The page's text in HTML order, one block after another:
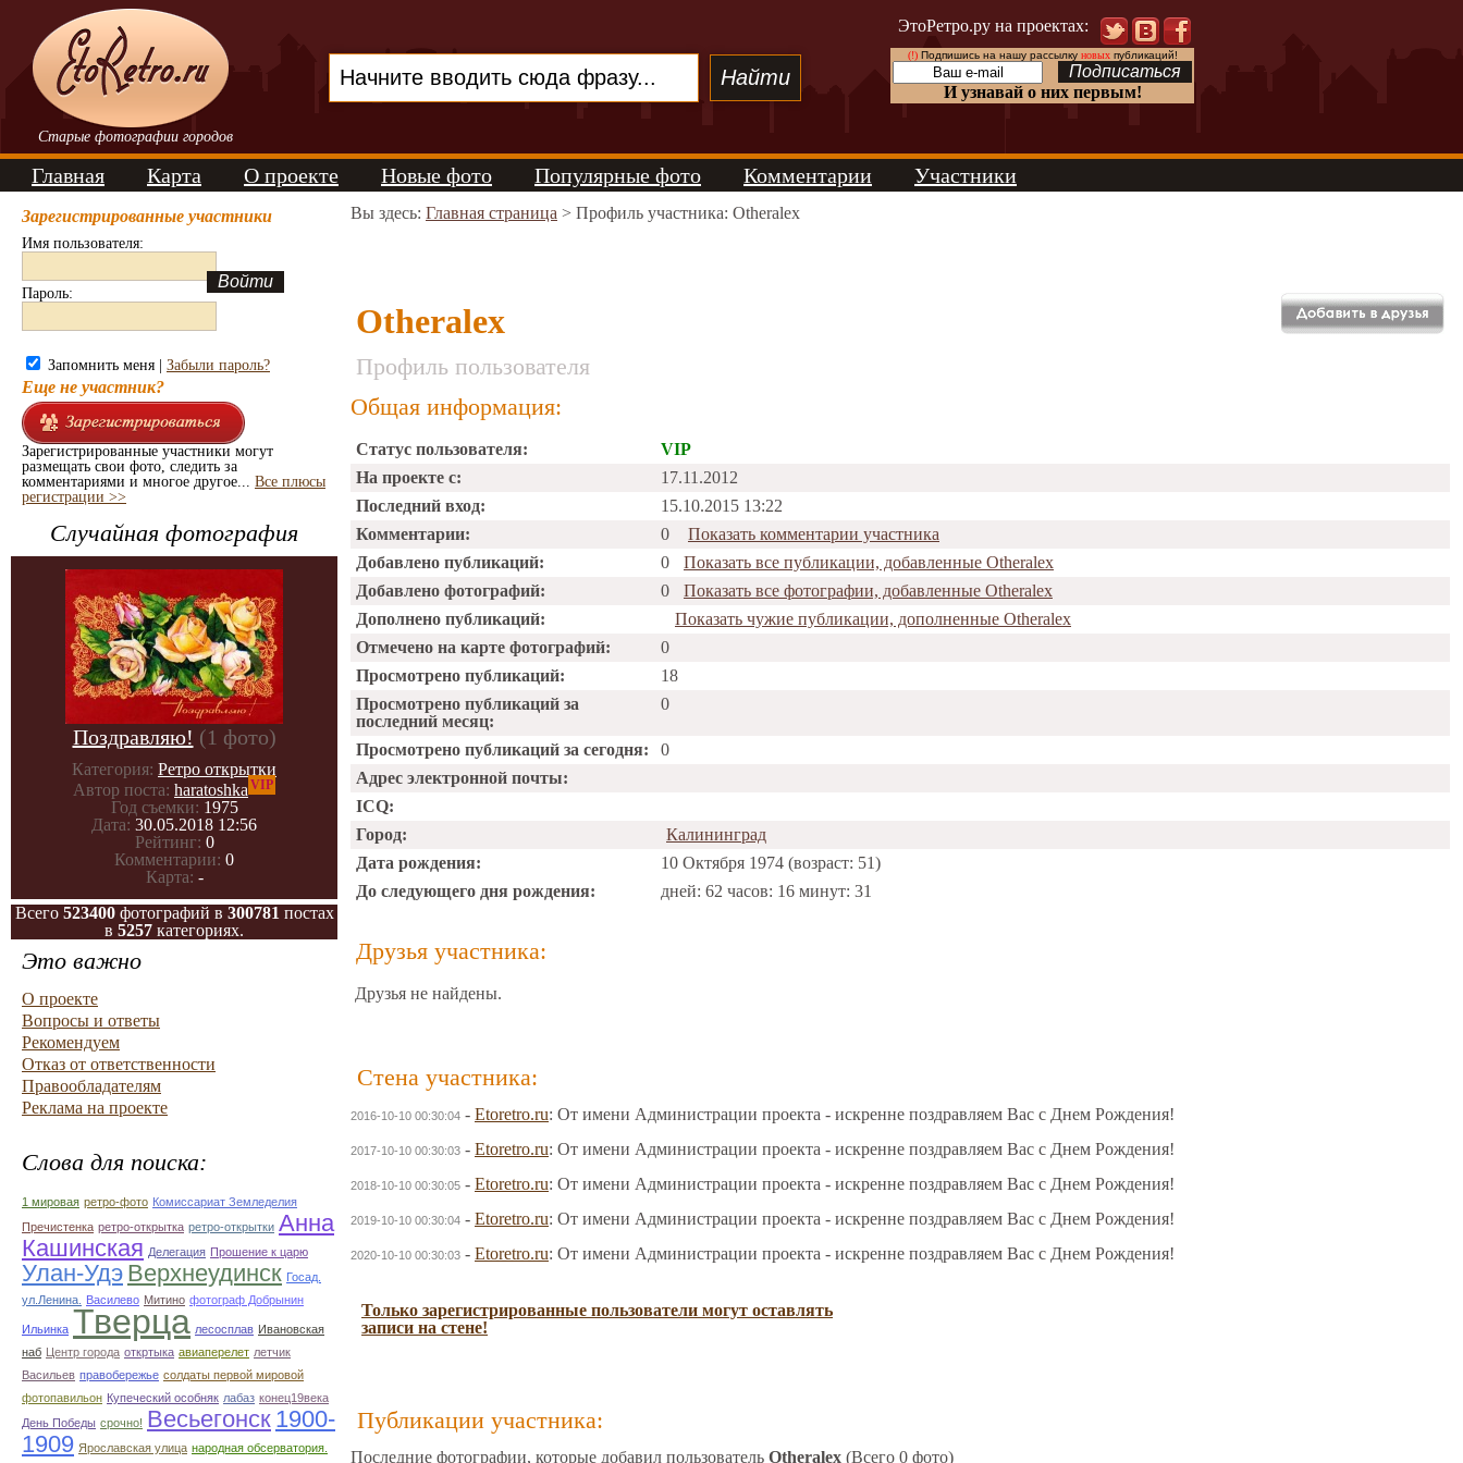
Старые фотографии городов
ЭтоРетро.ру на проектах:
(!)Подпишись на нашу рассылку новыхпубликаций!
И узнавай о них первым!
Главная Карта О проекте Новые фото Популярные фото Комментарии Участники
Зарегистрированные участники
Имя пользователя:
Пароль:
Запомнить меня | Забыли пароль?
Еще не участник?
Зарегистрированные участники могут
размещать свои фото, следить за
комментариями и многое другое... Все плюсы
регистрации >>
Случайная фотография
Поздравляю! (1 фото)
Категория: Ретро открытки
Автор поста: haratoshka VIP
Год съемки: 1975
Дата: 30.05.2018 12:56
Рейтинг: 0
Комментарии: 0
Карта: -
Всего 523400фотографий в 300781 постах
в 5257 категориях.
Это важно
О проекте
Вопросы и ответы
Рекомендуем
Отказ от ответственности
Правообладателям
Реклама на проекте
Слова для поиска:
1 мировая ретро-фото Комиссариат Земледелия
Пречистенка ретро-открытка ретро-открытки Анна
Кашинская Делегация Прошение к царю
Улан-Удэ Верхнеудинск Госад.
ул.Ленина.
Василево Митино фотограф Добрынин
Ильинка Тверца лесосплав Ивановская
наб Центр города откртыка авиаперелет летчик
Васильев правобережье солдаты первой мировой
фотопавильон Купеческий особняк лабаз конец19века
День Победы срочно! Весьегонск 1900-
1909 Ярославская улица народная обсерватория.
Вы здесь: Главная страница > Профиль участника: Otheralex
Otheralex
Профиль пользователя
Общая информация:
Статус пользователя:
VIP
На проекте с:
17.11.2012
Последний вход:
15.10.2015 13:22
Комментарии:
0
Показать комментарии участника
Добавлено публикаций:
0
Показать все публикации, добавленные Otheralex
Добавлено фотографий:
0
Показать все фотографии, добавленные Otheralex
Дополнено публикаций:
Показать чужие публикации, дополненные Otheralex
Отмечено на карте фотографий:
0
Просмотрено публикаций:
18
Просмотрено публикаций за
последний месяц:
0
Просмотрено публикаций за сегодня:
0
Адрес электронной почты:
ICQ:
Город:
Калининград
Дата рождения:
10 Октября 1974 (возраст: 51)
До следующего дня рождения:
дней: 62 часов: 16 минут: 31
Друзья участника:
Друзья не найдены.
Стена участника:
2016-10-10 00:30:04 - Etoretro.ru: От имени Администрации проекта - искренне поздравляем Вас с Днем Рождения!
2017-10-10 00:30:03 - Etoretro.ru: От имени Администрации проекта - искренне поздравляем Вас с Днем Рождения!
2018-10-10 00:30:05 - Etoretro.ru: От имени Администрации проекта - искренне поздравляем Вас с Днем Рождения!
2019-10-10 00:30:04 - Etoretro.ru: От имени Администрации проекта - искренне поздравляем Вас с Днем Рождения!
2020-10-10 00:30:03 - Etoretro.ru: От имени Администрации проекта - искренне поздравляем Вас с Днем Рождения!
Только зарегистрированные пользователи могут оставлять
записи на стене!
Публикации участника:
Последние фотографии, которые добавил пользователь Otheralex (Всего 0 фото)